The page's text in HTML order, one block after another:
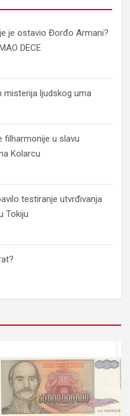
je ostavio Đorđo Armani?
DECE
misterija ljudskog uma
filharmonije u slavu
Kolarcu
testiranje utvrđivanja
Tokiju